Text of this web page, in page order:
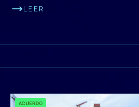
LEER
ACUERDO